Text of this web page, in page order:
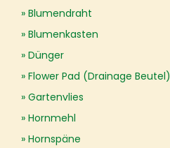
Blumendraht
Blumenkasten
Dünger
Flower Pad (Drainage Beutel)
Gartenvlies
Hornmehl
Hornspäne